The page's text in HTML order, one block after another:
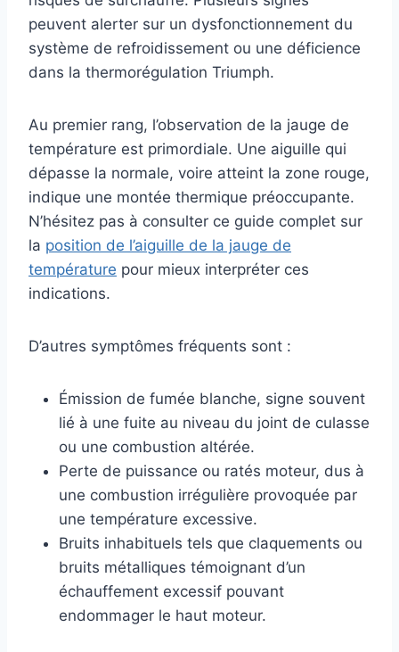
peuvent alerter sur un dysfonctionnement du
système de refroidissement ou une déficience
dans la thermorégulation Triumph.
Au premier rang, l’observation de la jauge de
température est primordiale. Une aiguille qui
dépasse la normale, voire atteint la zone rouge,
indique une montée thermique préoccupante.
N’hésitez pas à consulter ce guide complet sur
la position de l’aiguille de la jauge de
température pour mieux interpréter ces
indications.
D’autres symptômes fréquents sont :
Émission de fumée blanche, signe souvent
lié à une fuite au niveau du joint de culasse
ou une combustion altérée.
Perte de puissance ou ratés moteur, dus à
une combustion irrégulière provoquée par
une température excessive.
Bruits inhabituels tels que claquements ou
bruits métalliques témoignant d’un
échauffement excessif pouvant
endommager le haut moteur.